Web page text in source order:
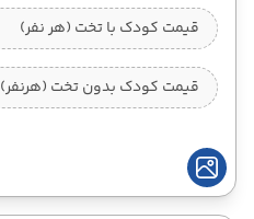
قیمت کودک با تخت (هر نفر)
قیمت کودک بدون تخت (هرنفر)